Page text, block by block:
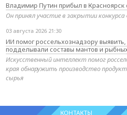
Владимир Путин прибыл в
Он принял участие в закрытии
03 августа 2026 21:30
ИИ помог россельхознадзору
подделывали составы мантов и
Искусственный интеллект помог
края обнаружить производство
сырья
КОНТАКТЫ